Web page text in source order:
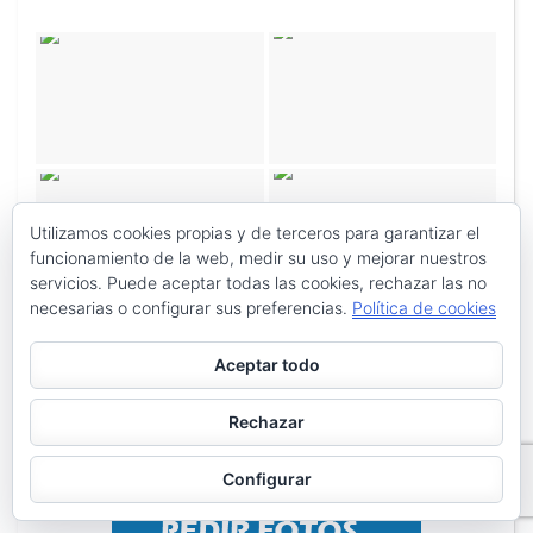
Utilizamos cookies propias y de terceros para garantizar el
funcionamiento de la web, medir su uso y mejorar nuestros
servicios. Puede aceptar todas las cookies, rechazar las no
necesarias o configurar sus preferencias. Política de cookies
Aceptar todo
Rechazar
Configurar